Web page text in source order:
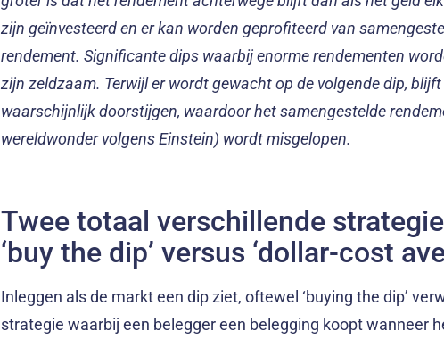
zijn geïnvesteerd en er kan worden geprofiteerd van
rendement. Significante dips waarbij enorme rendementen
zijn zeldzaam. Terwijl er wordt gewacht op de volgende dip,
waarschijnlijk doorstijgen, waardoor het samengestelde
wereldwonder volgens Einstein) wordt misgelopen.
Twee totaal verschillende
‘buy the dip’ versus ‘dollar-cost
Inleggen als de markt een dip ziet, oftewel ‘buying the dip’
strategie waarbij een belegger een belegging koopt wanneer